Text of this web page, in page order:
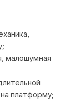
малошумная
платформу;